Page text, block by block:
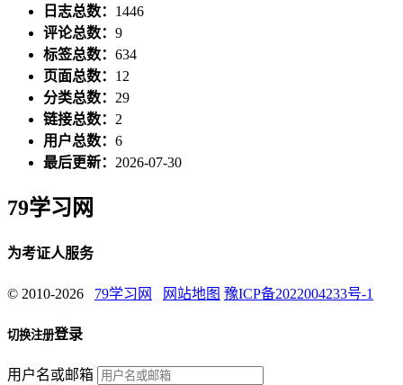
日志总数： 1446
评论总数： 9
标签总数： 634
页面总数： 12
分类总数： 29
链接总数： 2
用户总数： 6
最后更新： 2026-07-30
79学习网
为考证人服务
© 2010-2026 79学习网 网站地图 豫ICP备2022004233号-1
切换注册登录
用户名或邮箱